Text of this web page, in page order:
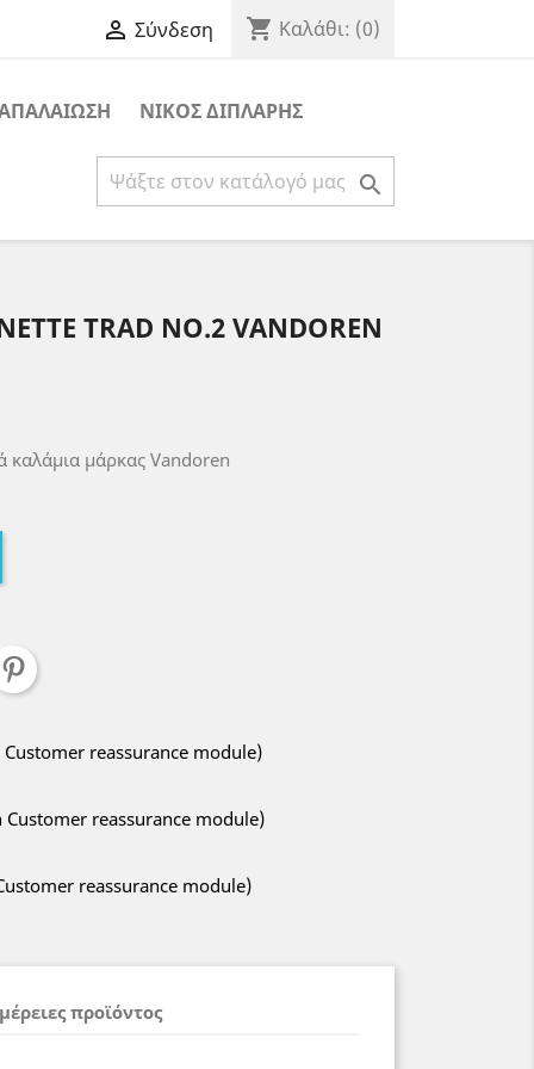
 Σύνδεση shopping_cart Καλάθι: (0)
ΝΙΚΟΣ ΔΙΠΛΑΡΗΣ

TRAD NO.2 VANDOREN
καλάμια μάρκας Vandoren
reassurance module)
reassurance module)
reassurance module)
προϊόντος